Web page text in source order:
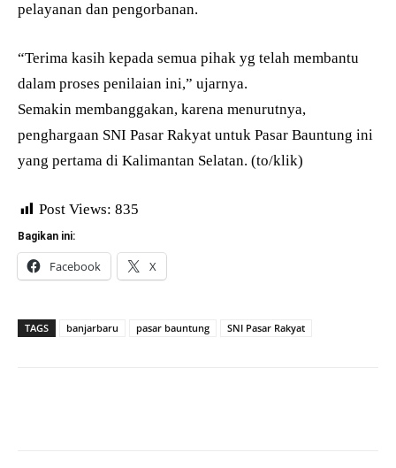
pelayanan dan pengorbanan.
“Terima kasih kepada semua pihak yg telah membantu
dalam proses penilaian ini,” ujarnya.
Semakin membanggakan, karena menurutnya,
penghargaan SNI Pasar Rakyat untuk Pasar Bauntung ini
yang pertama di Kalimantan Selatan. (to/klik)
Post Views: 835
Bagikan ini:
Facebook X
TAGS banjarbaru pasar bauntung SNI Pasar Rakyat